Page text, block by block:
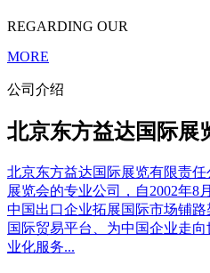
REGARDING OUR
MORE
公司介绍
北京东方益达国际展
北京东方益达国际展览有限责
展览会的专业公司，自2002年8
中国出口企业拓展国际市场铺
国际贸易平台、为中国企业走
业化服务...